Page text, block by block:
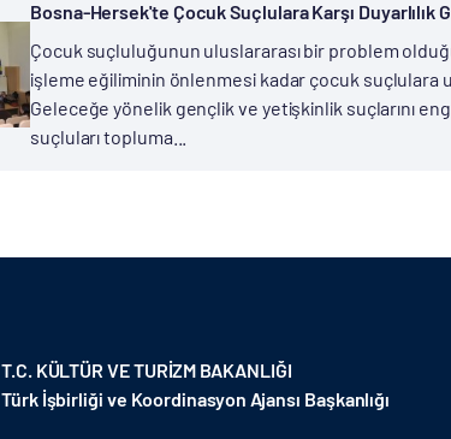
Bosna-Hersek'te Çocuk Suçlulara Karşı Duyarlılık
Çocuk suçluluğunun uluslararası bir problem
işleme eğiliminin önlenmesi kadar çocuk suçlulara
Geleceğe yönelik gençlik ve yetişkinlik suçlarını
suçluları topluma...
T.C. KÜLTÜR VE TURİZM BAKANLIĞI
Türk İşbirliği ve Koordinasyon Ajansı Başkanlığı